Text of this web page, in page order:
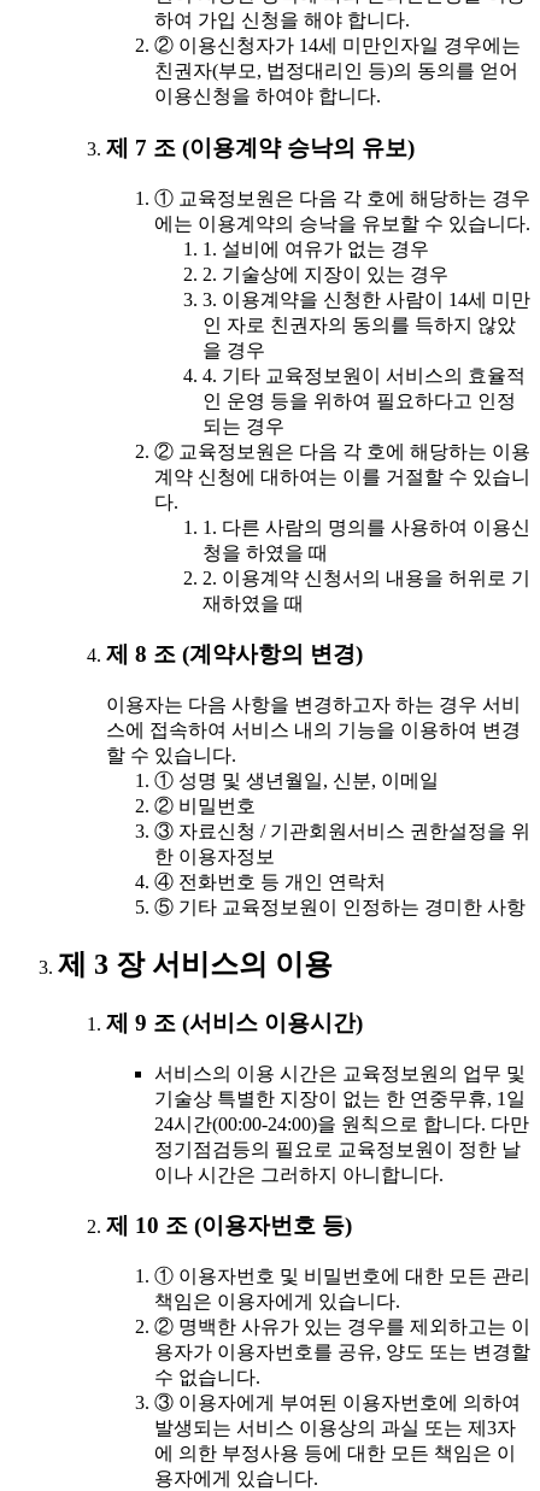
하여 가입 신청을 해야 합니다.
② 이용신청자가 14세 미만인자일 경우에는
친권자(부모, 법정대리인 등)의 동의를 얻어
이용신청을 하여야 합니다.
제 7 조 (이용계약 승낙의 유보)
① 교육정보원은 다음 각 호에 해당하는 경우
에는 이용계약의 승낙을 유보할 수 있습니다.
1. 설비에 여유가 없는 경우
2. 기술상에 지장이 있는 경우
3. 이용계약을 신청한 사람이 14세 미만
인 자로 친권자의 동의를 득하지 않았
을 경우
4. 기타 교육정보원이 서비스의 효율적
인 운영 등을 위하여 필요하다고 인정
되는 경우
② 교육정보원은 다음 각 호에 해당하는 이용
계약 신청에 대하여는 이를 거절할 수 있습니
다.
1. 다른 사람의 명의를 사용하여 이용신
청을 하였을 때
2. 이용계약 신청서의 내용을 허위로 기
재하였을 때
제 8 조 (계약사항의 변경)
이용자는 다음 사항을 변경하고자 하는 경우 서비
스에 접속하여 서비스 내의 기능을 이용하여 변경
할 수 있습니다.
① 성명 및 생년월일, 신분, 이메일
② 비밀번호
③ 자료신청 / 기관회원서비스 권한설정을 위
한 이용자정보
④ 전화번호 등 개인 연락처
⑤ 기타 교육정보원이 인정하는 경미한 사항
제 3 장 서비스의 이용
제 9 조 (서비스 이용시간)
서비스의 이용 시간은 교육정보원의 업무 및
기술상 특별한 지장이 없는 한 연중무휴, 1일
24시간(00:00-24:00)을 원칙으로 합니다. 다만
정기점검등의 필요로 교육정보원이 정한 날
이나 시간은 그러하지 아니합니다.
제 10 조 (이용자번호 등)
① 이용자번호 및 비밀번호에 대한 모든 관리
책임은 이용자에게 있습니다.
② 명백한 사유가 있는 경우를 제외하고는 이
용자가 이용자번호를 공유, 양도 또는 변경할
수 없습니다.
③ 이용자에게 부여된 이용자번호에 의하여
발생되는 서비스 이용상의 과실 또는 제3자
에 의한 부정사용 등에 대한 모든 책임은 이
용자에게 있습니다.